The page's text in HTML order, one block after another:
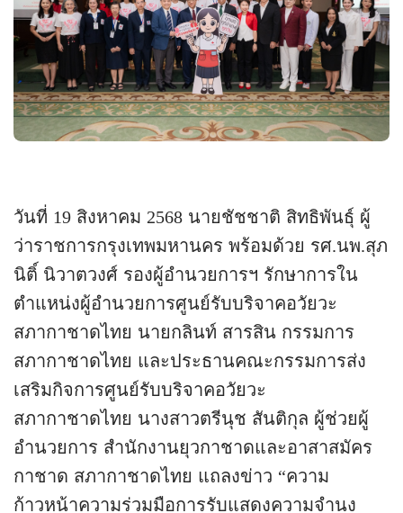
วันที่ 19 สิงหาคม 2568 นายชัชชาติ สิทธิพันธุ์ ผู้
ว่าราชการกรุงเทพมหานคร พร้อมด้วย รศ.นพ.สุภ
นิติ์ นิวาตวงศ์ รองผู้อำนวยการฯ รักษาการใน
ตำแหน่งผู้อำนวยการศูนย์รับบริจาคอวัยวะ
สภากาชาดไทย นายกลินท์ สารสิน กรรมการ
สภากาชาดไทย และประธานคณะกรรมการส่ง
เสริมกิจการศูนย์รับบริจาคอวัยวะ
สภากาชาดไทย นางสาวตรีนุช สันติกุล ผู้ช่วยผู้
อำนวยการ สำนักงานยุวกาชาดและอาสาสมัคร
กาชาด สภากาชาดไทย แถลงข่าว “ความ
ก้าวหน้าความร่วมมือการรับแสดงความจำนง